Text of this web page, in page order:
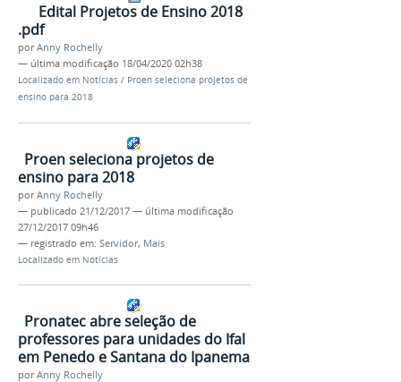
Edital Projetos de Ensino 2018
.pdf
porAnny Rochelly
— última modificação 18/04/2020 02h38
Localizado em Notícias / Proen seleciona projetos de
ensino para 2018
Proen seleciona projetos de
ensino para 2018
porAnny Rochelly
— publicado 21/12/2017 — última modificação
27/12/2017 09h46
— registrado em: Servidor, Mais
Localizado em Notícias
Pronatec abre seleção de
professores para unidades do Ifal
em Penedo e Santana do Ipanema
porAnny Rochelly